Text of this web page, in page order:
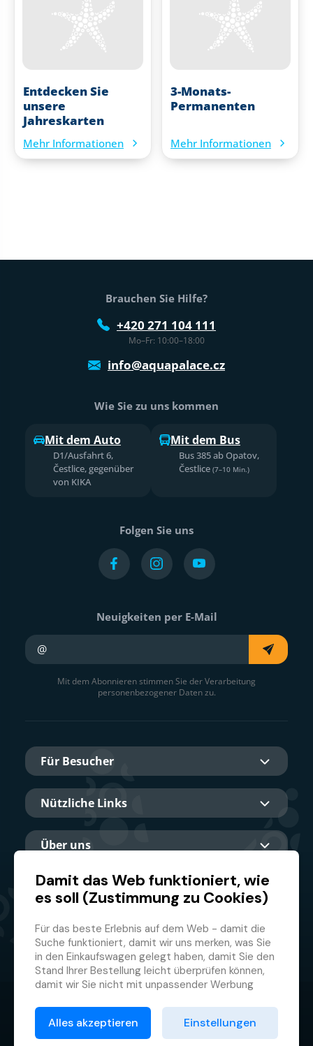
Entdecken Sie
unsere
Jahreskarten
Mehr Informationen
3-Monats-
Permanenten
Mehr Informationen
Fußtext der Website
Brauchen Sie Hilfe?
+420 271 104 111
Mo–Fr: 10:00–18:00
info@aquapalace.cz
Wie Sie zu uns kommen
Mit dem Auto
D1/Ausfahrt 6,
Čestlice, gegenüber
von KIKA
Mit dem Bus
Bus 385 ab Opatov,
Čestlice (7–10 Min.)
Folgen Sie uns
Neuigkeiten per E-Mail
Mit dem Abonnieren stimmen Sie der Verarbeitung
personenbezogener Daten zu.
Für Besucher
Nützliche Links
Über uns
Hauptpartner
© 2026 GMF Aquapark Prague, a.s.
Datenschutzrichtlinie
Damit das Web funktioniert, wie
es soll (Zustimmung zu Cookies)
Für das beste Erlebnis auf dem Web - damit die
Suche funktioniert, damit wir uns merken, was Sie
in den Einkaufswagen gelegt haben, damit Sie den
Stand Ihrer Bestellung leicht überprüfen können,
damit wir Sie nicht mit unpassender Werbung
anmelden müssen.
Deswegen brauchen wir von Ihnen Ihre
Alles akzeptieren Einstellungen